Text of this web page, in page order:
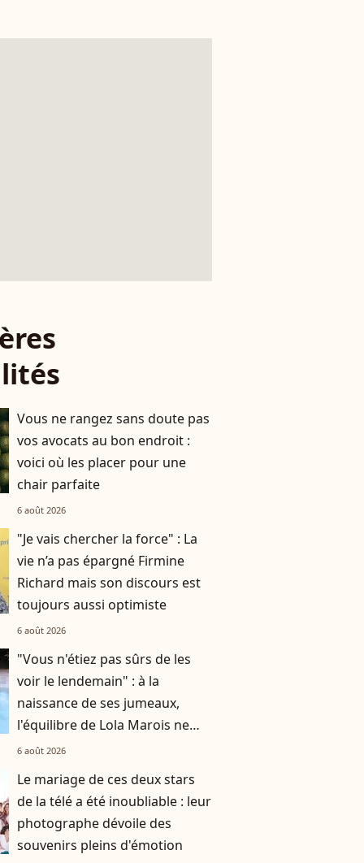
Vous ne rangez sans doute pas
vos avocats au bon endroit :
voici où les placer pour une
chair parfaite
6 août 2026
"Je vais chercher la force" : La
vie n’a pas épargné Firmine
Richard mais son discours est
toujours aussi optimiste
6 août 2026
"Vous n'étiez pas sûrs de les
voir le lendemain" : à la
naissance de ses jumeaux,
l'équilibre de Lola Marois ne
tenait qu'à un fil
6 août 2026
Le mariage de ces deux stars
de la télé a été inoubliable : leur
photographe dévoile des
souvenirs pleins d'émotion